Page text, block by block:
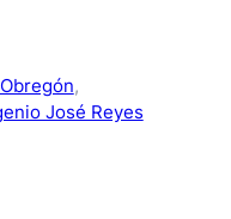
José Reyes